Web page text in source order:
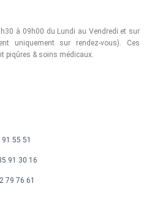
à 09h00 du Lundi au Vendredi et sur
uniquement sur rendez-vous). Ces
piqûres & soins médicaux.
55 51
91 30 16
79 76 61